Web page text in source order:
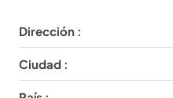
Dirección :
Ciudad :